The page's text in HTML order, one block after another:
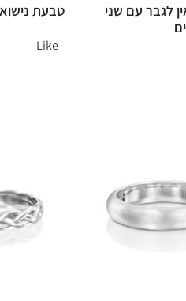
לגבר עם שני
טבעת
Like